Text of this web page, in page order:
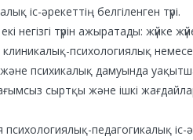
іс-әрекеттің белгіленген түрі.
негізгі түрін ажыратады: жүйке
психологиялық
психикалық дамуында
сыртқы және ішкі
педагогикалық іс-